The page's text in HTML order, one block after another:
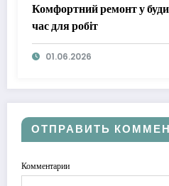
Комфортний ремонт у
час для робіт
01.06.2026
ОТПРАВИТЬ
Комментарии